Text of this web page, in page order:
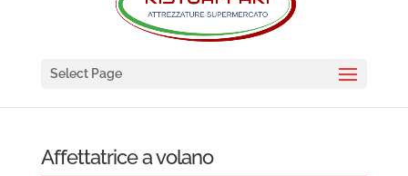
Select Page
Affettatrice a volano